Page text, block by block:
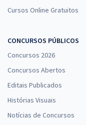
Cursos Online Gratuitos
CONCURSOS PÚBLICOS
Concursos 2026
Concursos Abertos
Editais Publicados
Histórias Visuais
Notícias de Concursos